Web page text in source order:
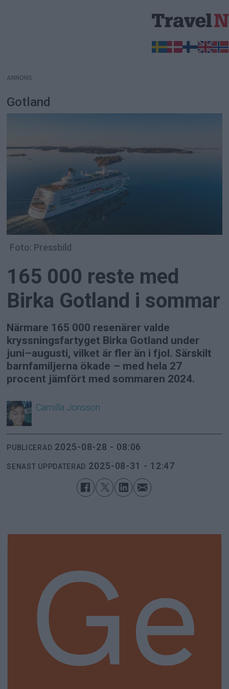
ANNONS
Gotland
Foto: Pressbild
165 000 reste med
Birka Gotland i sommar
Närmare 165 000 resenärer valde
kryssningsfartyget Birka Gotland under
juni–augusti, vilket är fler än i fjol. Särskilt
barnfamiljerna ökade – med hela 27
procent jämfört med sommaren 2024.
Camilla Jonsson
PUBLICERAD 2025-08-28 - 08:06
SENAST UPPDATERAD 2025-08-31 - 12:47
Ge